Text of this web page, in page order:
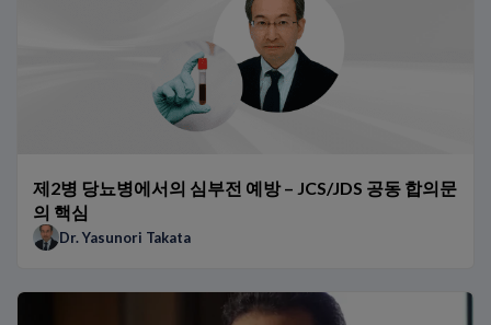
기존 트로포닌에서 hs-트로포닌으로 전환
호흡곤란 환자들에서 나트륨이뇨 펩티드의 역할
최신 ESC 및 AHA HF 지침에서 나트륨이뇨 펩티드
NT-proBNP가 어떻게 차이를 만들어내는가: Dr Richards의 환자
제2병 당뇨병에서의 심부전 예방 – JCS/JDS 공동 합의문
의 핵심
Dr. Yasunori Takata